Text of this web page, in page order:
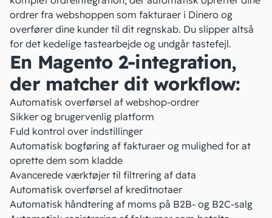
ordrer fra webshoppen som fakturaer i Dinero og
overfører dine kunder til dit regnskab. Du slipper altså
for det kedelige tastearbejde og undgår tastefejl.
En Magento 2-integration,
der matcher dit workflow:
Automatisk overførsel af webshop-ordrer
Sikker og brugervenlig platform
Fuld kontrol over indstillinger
Automatisk bogføring af fakturaer og mulighed for at
oprette dem som kladde
Avancerede værktøjer til filtrering af data
Automatisk overførsel af kreditnotaer
Automatisk håndtering af moms på B2B- og B2C-salg